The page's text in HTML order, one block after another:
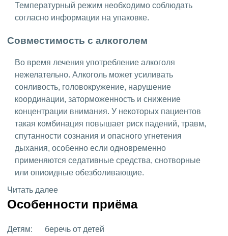
Температурный режим необходимо соблюдать
согласно информации на упаковке.
Совместимость с алкоголем
Во время лечения употребление алкоголя
нежелательно. Алкоголь может усиливать
сонливость, головокружение, нарушение
координации, заторможенность и снижение
концентрации внимания. У некоторых пациентов
такая комбинация повышает риск падений, травм,
спутанности сознания и опасного угнетения
дыхания, особенно если одновременно
применяются седативные средства, снотворные
или опиоидные обезболивающие.
Читать далее
Особенности приёма
Детям:
беречь от детей